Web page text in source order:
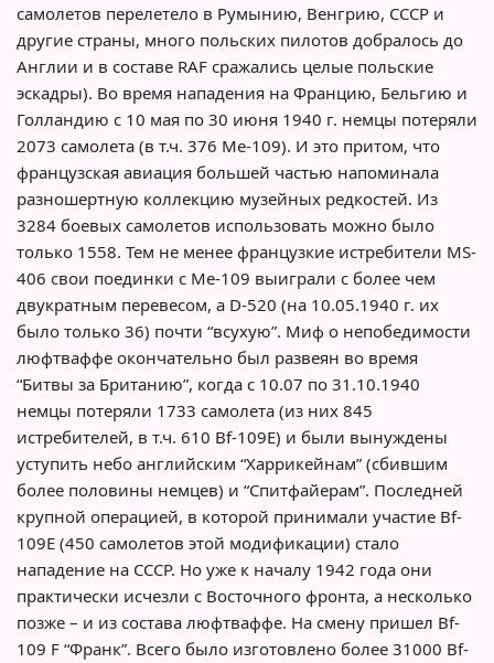
самолетов перелетело в Румынию, Венгрию, СССР и
другие страны, много польских пилотов добралось до
Англии и в составе RAF сражались целые польские
эскадры). Во время нападения на Францию, Бельгию и
Голландию с 10 мая по 30 июня 1940 г. немцы потеряли
2073 самолета (в т.ч. 376 Ме-109). И это притом, что
французская авиация большей частью напоминала
разношертную коллекцию музейных редкостей. Из
3284 боевых самолетов использовать можно было
только 1558. Тем не менее французкие истребители MS-
406 свои поединки с Ме-109 выиграли с более чем
двукратным перевесом, а D-520 (на 10.05.1940 г. их
было только 36) почти “всухую”. Миф о непобедимости
люфтваффе окончательно был развеян во время
“Битвы за Британию”, когда с 10.07 по 31.10.1940
немцы потеряли 1733 самолета (из них 845
истребителей, в т.ч. 610 Bf-109E) и были вынуждены
уступить небо английским “Харрикейнам” (сбившим
более половины немцев) и “Спитфайерам”. Последней
крупной операцией, в которой принимали участие Bf-
109E (450 самолетов этой модификации) стало
нападение на СССР. Но уже к началу 1942 года они
практически исчезли с Восточного фронта, а несколько
позже – и из состава люфтваффе. На смену пришел Bf-
109 F “Франк”. Всего было изготовлено более 31000 Bf-